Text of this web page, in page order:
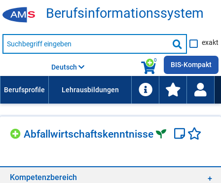
Be­rufs­in­for­ma­ti­ons­sys­tem
Suche
nach
Suche
starten
exakt
0
Deutsch BIS-Kompakt
Ab­fall­wirt­schafts­kennt­nis­se
Kom­pe­tenz­be­reich